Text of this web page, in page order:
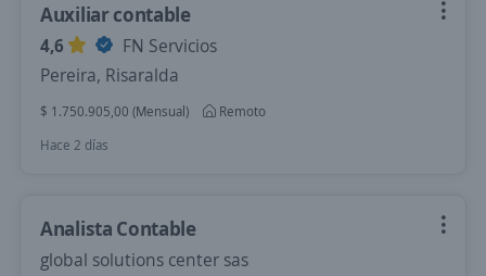
Auxiliar contable
4,6
FN Servicios
Pereira, Risaralda
$ 1.750.905,00 (Mensual)
Remoto
Hace 2 días
Analista Contable
global solutions center sas